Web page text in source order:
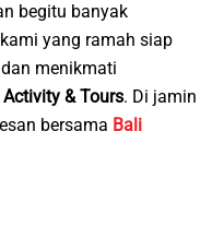
begitu banyak
yang ramah siap
menikmati
Activity & Tours. Di jamin
bersama Bali